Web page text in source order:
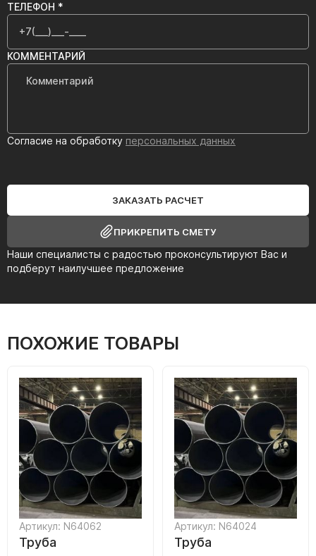
Наши специалисты с радостью проконсультируют Вас и
подберут наилучшее предложение
ТЕЛЕФОН *
КОММЕНТАРИЙ
Согласие на обработку персональных данных
ЗАКАЗАТЬ РАСЧЕТ
ПРИКРЕПИТЬ СМЕТУ
ПОХОЖИЕ ТОВАРЫ
Артикул: N64062
Труба
Артикул: N64024
Труба